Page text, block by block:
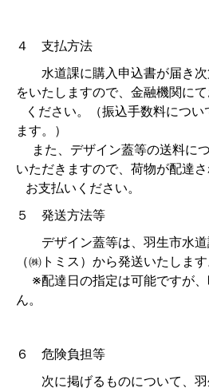
４ 支払方法
水道課に購入申込書が届き次
をいたしますので、金融機関に
ください。（振込手数料につい
ます。）
また、デザイン蓋等の送料に
いただきますので、荷物が配達さ
お支払いください。
５ 発送方法等
デザイン蓋等は、羽生市水道
（㈱トミス）から発送いたします
※配達日の指定は可能ですが、
ん。
６ 危険負担等
次に掲げるものについて、羽